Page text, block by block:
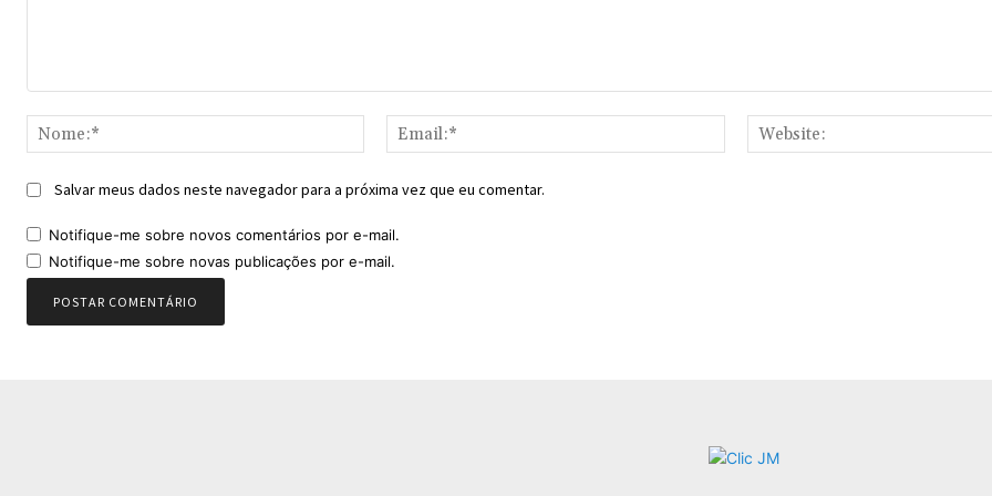
Nome:*
Email:*
Salvar meus dados neste navegador para a próxima vez que eu comentar.
Notifique-me sobre novos comentários por e-mail.
Notifique-me sobre novas publicações por e-mail.